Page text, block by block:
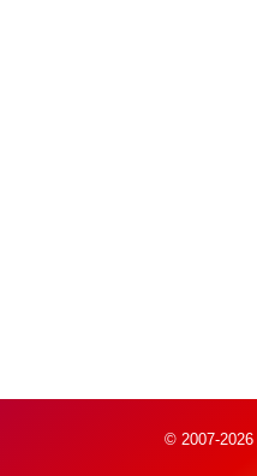
© 2007-2026